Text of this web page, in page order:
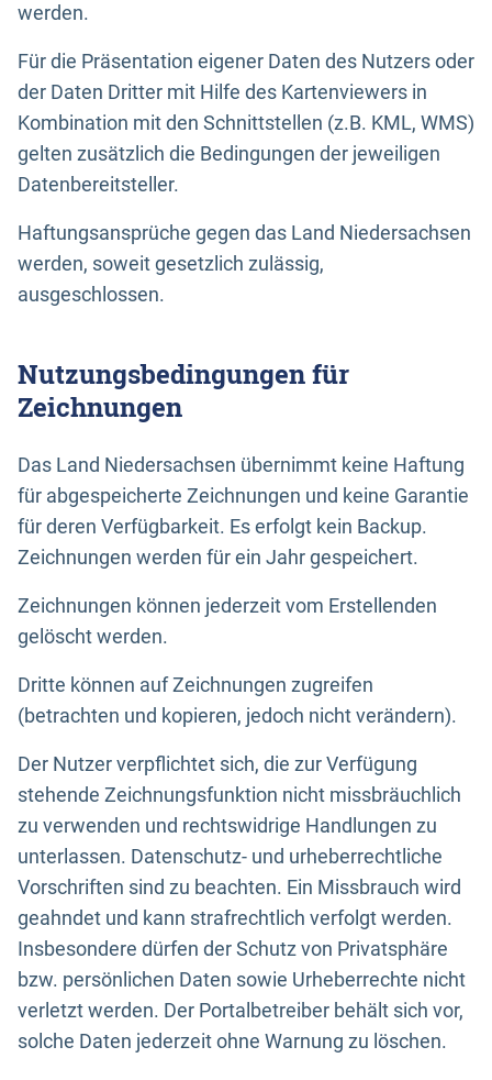
werden.
Für die Präsentation eigener Daten des Nutzers oder
der Daten Dritter mit Hilfe des Kartenviewers in
Kombination mit den Schnittstellen (z.B. KML, WMS)
gelten zusätzlich die Bedingungen der jeweiligen
Datenbereitsteller.
Haftungsansprüche gegen das Land Niedersachsen
werden, soweit gesetzlich zulässig,
ausgeschlossen.
Nutzungsbedingungen für
Zeichnungen
Das Land Niedersachsen übernimmt keine Haftung
für abgespeicherte Zeichnungen und keine Garantie
für deren Verfügbarkeit. Es erfolgt kein Backup.
Zeichnungen werden für ein Jahr gespeichert.
Zeichnungen können jederzeit vom Erstellenden
gelöscht werden.
Dritte können auf Zeichnungen zugreifen
(betrachten und kopieren, jedoch nicht verändern).
Der Nutzer verpflichtet sich, die zur Verfügung
stehende Zeichnungsfunktion nicht missbräuchlich
zu verwenden und rechtswidrige Handlungen zu
unterlassen. Datenschutz- und urheberrechtliche
Vorschriften sind zu beachten. Ein Missbrauch wird
geahndet und kann strafrechtlich verfolgt werden.
Insbesondere dürfen der Schutz von Privatsphäre
bzw. persönlichen Daten sowie Urheberrechte nicht
verletzt werden. Der Portalbetreiber behält sich vor,
solche Daten jederzeit ohne Warnung zu löschen.